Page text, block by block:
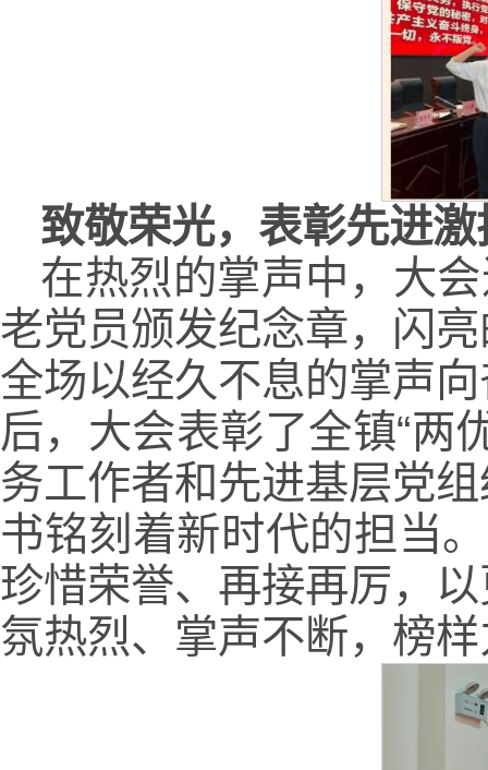
致敬荣光，表彰先进
在热烈的掌声中，大
老党员颁发纪念章，闪
全场以经久不息的掌声
后，大会表彰了全镇“
务工作者和先进基层党
书铭刻着新时代的担当
珍惜荣誉、再接再厉，
氛热烈、掌声不断，榜